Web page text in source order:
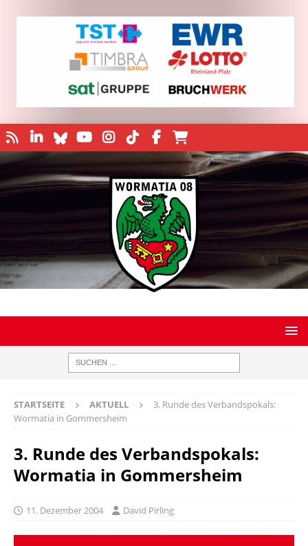
STARTSEITE AKTUELL
3. Runde des Verbandspokals:
Wormatia in Gommersheim
3. Runde des Verbandspokals:
Wormatia in Gommersheim
11. Dezember 2004 David Pirling